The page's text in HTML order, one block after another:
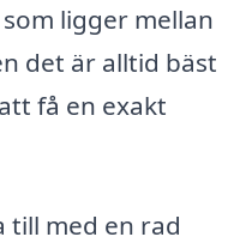
ligger mellan
det är alltid bäst
få en exakt
till med en rad